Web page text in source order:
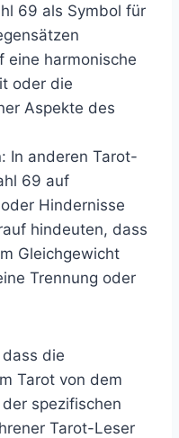
69 als Symbol für
eine harmonische
oder die
Aspekte des
In anderen Tarot-
69 auf
Hindernisse
hindeuten, dass
Gleichgewicht
Trennung oder
die
Tarot von dem
spezifischen
Tarot-Leser